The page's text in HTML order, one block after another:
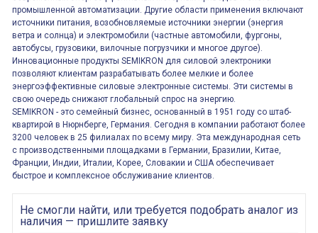
промышленной автоматизации. Другие области применения включают
источники питания, возобновляемые источники энергии (энергия
ветра и солнца) и электромобили (частные автомобили, фургоны,
автобусы, грузовики, вилочные погрузчики и многое другое).
Инновационные продукты SEMIKRON для силовой электроники
позволяют клиентам разрабатывать более мелкие и более
энергоэффективные силовые электронные системы. Эти системы в
свою очередь снижают глобальный спрос на энергию.
SEMIKRON - это семейный бизнес, основанный в 1951 году со штаб-
квартирой в Нюрнберге, Германия. Сегодня в компании работают более
3200 человек в 25 филиалах по всему миру. Эта международная сеть
с производственными площадками в Германии, Бразилии, Китае,
Франции, Индии, Италии, Корее, Словакии и США обеспечивает
быстрое и комплексное обслуживание клиентов.
Не смогли найти, или требуется подобрать аналог из
наличия — пришлите заявку